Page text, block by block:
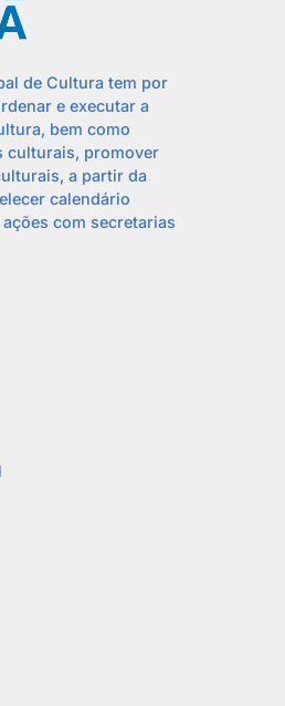
de Cultura tem por
e executar a
bem como
culturais, promover
a partir da
calendário
com secretarias